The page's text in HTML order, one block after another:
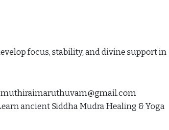
focus, stability, and divine support in
muthiraimaruthuvam@gmail.com
ancient Siddha Mudra Healing & Yoga